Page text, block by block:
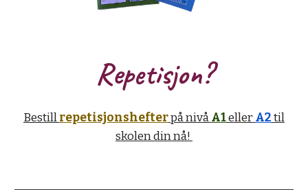
Repetisjon?
Bestillrepetisjonshefterpå nivåA1ellerA2til
skolen din nå!